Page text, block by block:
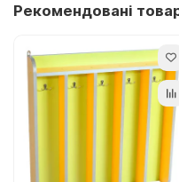
Дитячі меблі
фурнітура знаходяться
Купити меблі можна і
комплектації дошкільних
дому.
Рекомендовані